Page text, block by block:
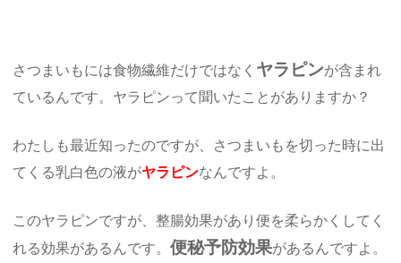
さつまいもには食物繊維だけではなく ヤラピンが含まれ
ているんです。ヤラピンって聞いたことがありますか？
わたしも最近知ったのですが、さつまいもを切った時に出
てくる乳白色の液がヤラピンなんですよ。
このヤラピンですが、整腸効果があり便を柔らかくしてく
れる効果があるんです。便秘予防効果があるんですよ。